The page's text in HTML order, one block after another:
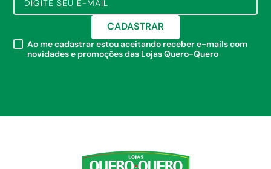
CADASTRAR
Ao me cadastrar estou aceitando receber e-mails com
novidades e promoções das Lojas Quero-Quero